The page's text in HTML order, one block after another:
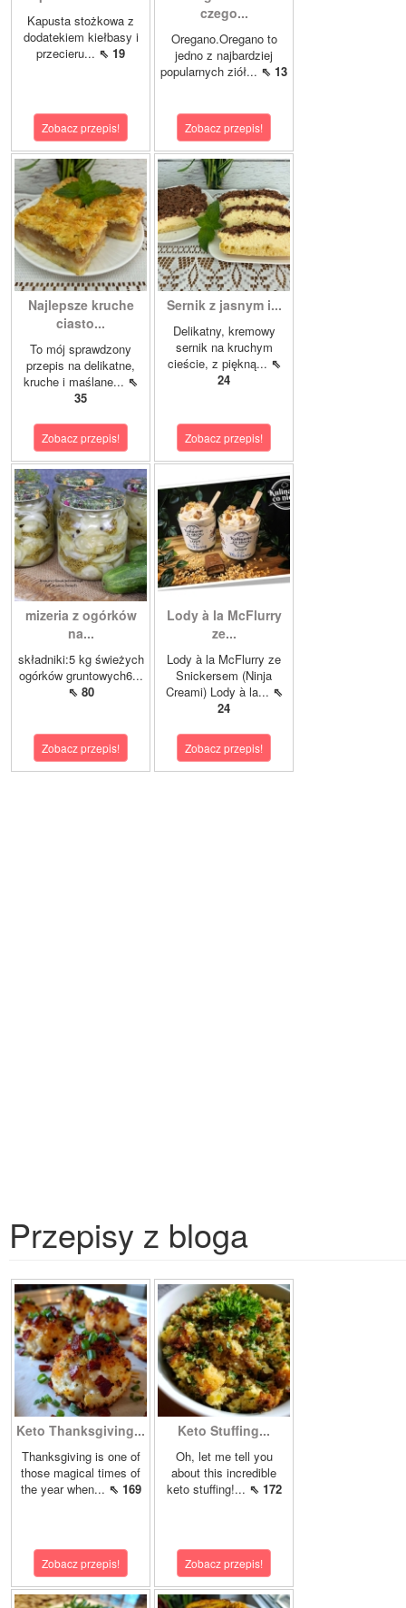
Kapusta stożkowa z
dodatekiem kiełbasy i
przecieru... ⇖ 19
Zobacz przepis!
czego...
Oregano.Oregano to
jedno z najbardziej
popularnych ziół... ⇖ 13
Zobacz przepis!
Najlepsze kruche
ciasto...
To mój sprawdzony
przepis na delikatne,
kruche i maślane... ⇖
35
Zobacz przepis!
Sernik z jasnym i...
Delikatny, kremowy
sernik na kruchym
cieście, z piękną... ⇖
24
Zobacz przepis!
mizeria z ogórków
na...
składniki:5 kg świeżych
ogórków gruntowych6...
⇖ 80
Zobacz przepis!
Lody à la McFlurry
ze...
Lody à la McFlurry ze
Snickersem (Ninja
Creami) Lody à la... ⇖
24
Zobacz przepis!
Przepisy z bloga
Keto Thanksgiving...
Thanksgiving is one of
those magical times of
the year when... ⇖ 169
Zobacz przepis!
Keto Stuffing...
Oh, let me tell you
about this incredible
keto stuffing!... ⇖ 172
Zobacz przepis!